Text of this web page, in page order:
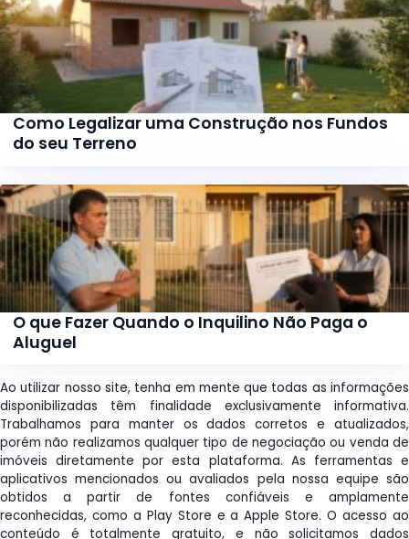
Como Legalizar uma Construção nos Fundos
do seu Terreno
O que Fazer Quando o Inquilino Não Paga o
Aluguel
Ao utilizar nosso site, tenha em mente que todas as informações
disponibilizadas têm finalidade exclusivamente informativa.
Trabalhamos para manter os dados corretos e atualizados,
porém não realizamos qualquer tipo de negociação ou venda de
imóveis diretamente por esta plataforma. As ferramentas e
aplicativos mencionados ou avaliados pela nossa equipe são
obtidos a partir de fontes confiáveis e amplamente
reconhecidas, como a Play Store e a Apple Store. O acesso ao
conteúdo é totalmente gratuito, e não solicitamos dados